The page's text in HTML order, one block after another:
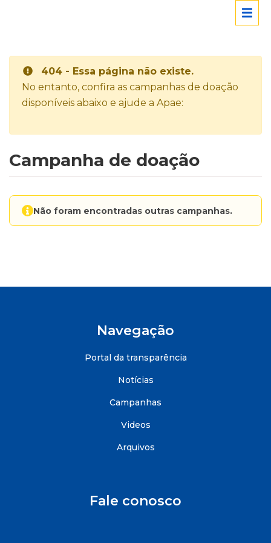
404 - Essa página não existe.
No entanto, confira as campanhas de doação
disponíveis abaixo e ajude a Apae:
Campanha de doação
Não foram encontradas outras campanhas.
Navegação
Portal da transparência
Notícias
Campanhas
Videos
Arquivos
Fale conosco